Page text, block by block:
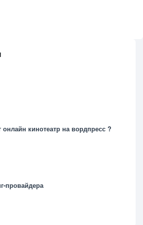
онлайн кинотеатр на вордпресс ?
провайдера